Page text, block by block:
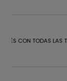
CON TODAS LAS